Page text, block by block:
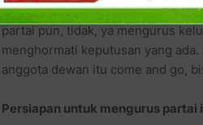
Seperti saya katakan, siap
partai pun, tidak, ya mengurus
menghormati keputusan yang ada.
anggota dewan itu come and go,
Persiapan untuk mengurus partai